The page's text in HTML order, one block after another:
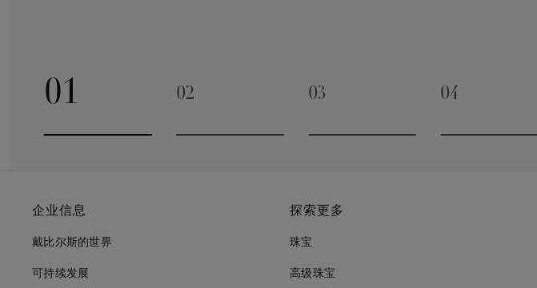
01
Go to slide 1
02 03 04
企业信息
戴比尔斯的世界
可持续发展
探索更多
珠宝
高级珠宝